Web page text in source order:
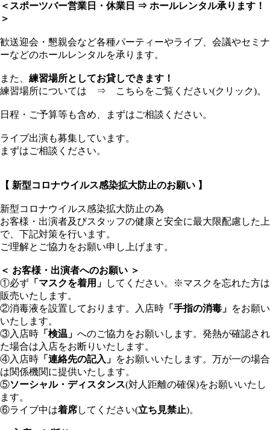
＜スポーツバー営業日・休業日 ⇒ ホールレンタル承ります！
＞
歓送迎会・懇親会など各種パーティーやライブ、会議やセミナ
ーなどのホールレンタルを承ります。
また、 練習場所としてお貸しできます！
練習場所については ⇒
こちらをご覧ください(クリック)。
日程・ご予算等も含め、まずはご相談ください。
ライブ出演も募集しています。
まずはご相談ください。
【 新型コロナウイルス感染拡大防止のお願い 】
新型コロナウイルス感染拡大防止の為
お客様・出演者及びスタッフの健康と安全に最大限配慮した上
で、下記対策を行います。
ご理解とご協力をお願い申し上げます。
＜ お客様・出演者へのお願い ＞
①必ず 「マスクを着用」
してください。※マスクを忘れた方は
販売いたします。
②消毒液を設置しております。入店時 「手指の消毒」 をお願い
いたします。
③入店時 「検温」 へのご協力をお願いします。発熱が確認され
た場合は入店をお断りいたします。
④入店時 「連絡先の記入」 をお願いいたします。万が一の場合
は関係機関に提供いたします。
⑤ソーシャル・ディスタンス(対人距離の確保)をお願いいたし
ます。
⑥ライブ中は着席してください(立ち見禁止)。